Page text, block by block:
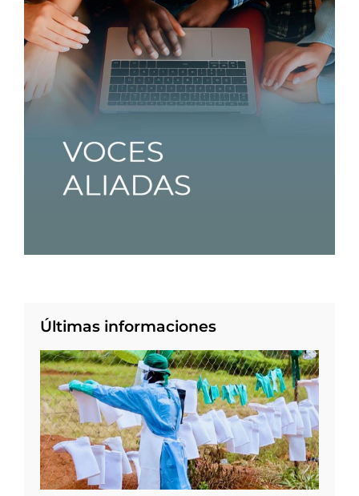
Últimas informaciones